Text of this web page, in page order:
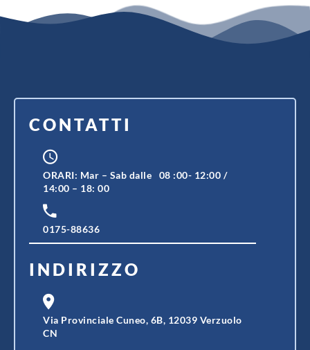
CONTATTI
ORARI: Mar – Sab dalle 08 :00- 12:00 /
14:00 – 18: 00
0175-88636
INDIRIZZO
Via Provinciale Cuneo, 6B, 12039 Verzuolo
CN